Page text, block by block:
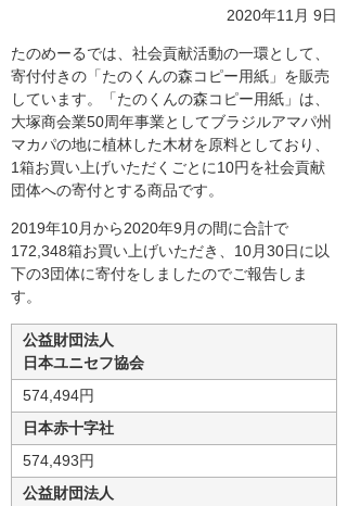
2020年11月 9日
たのめーるでは、社会貢献活動の一環として、
寄付付きの「たのくんの森コピー用紙」を販売
しています。「たのくんの森コピー用紙」は、
大塚商会業50周年事業としてブラジルアマパ州
マカパの地に植林した木材を原料としており、
1箱お買い上げいただくごとに10円を社会貢献
団体への寄付とする商品です。
2019年10月から2020年9月の間に合計で
172,348箱お買い上げいただき、10月30日に以
下の3団体に寄付をしましたのでご報告しま
す。
公益財団法人
日本ユニセフ協会
574,494円
日本赤十字社
574,493円
公益財団法人